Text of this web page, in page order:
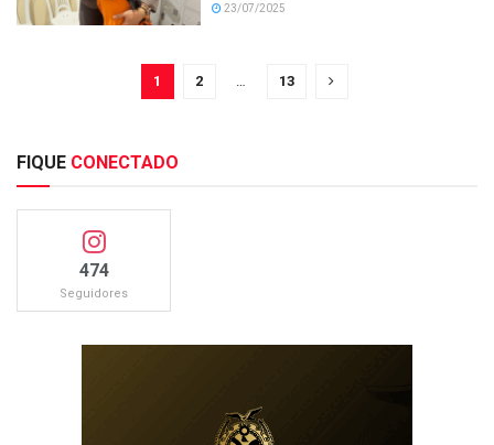
23/07/2025
1 2 … 13
FIQUE CONECTADO
474
Seguidores